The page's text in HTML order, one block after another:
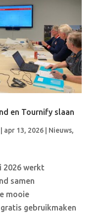
en Tournify slaan
apr 13, 2026| Nieuws,
2026 werkt
samen
mooie
gebruikmaken